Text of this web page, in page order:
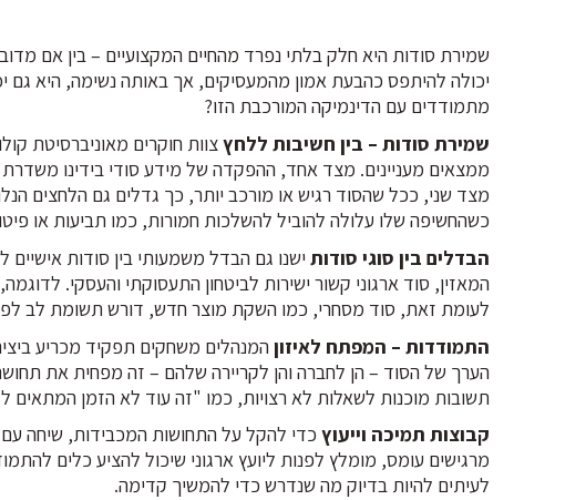
שמירת סודות היא חלק בלתי נפרד מהחיים המקצועיים – בין אם
יכולה להיתפס כהבעת אמון מהמעסיקים, אך באותה נשימה, היא גם
מתמודדים עם הדינמיקה המורכבת הזו?
שמירת סודות – בין חשיבות ללחץצוות חוקרים מאוניברסיטת
ממצאים מעניינים. מצד אחד, ההפקדה של מידע סודי בידינו
מצד שני, ככל שהסוד רגיש או מורכב יותר, כך גדלים גם הלחצים
כשהחשיפה שלו עלולה להוביל להשלכות חמורות, כמו תביעות או
הבדלים בין סוגי סודות ישנו גם הבדל משמעותי בין סודות
המאזין, סוד ארגוני קשור ישירות לביטחון התעסוקתי והעסקי.
לעומת זאת, סוד מסחרי, כמו השקת מוצר חדש, דורש תשומת לב
התמודדות – המפתח לאיזוןהמנהלים משחקים תפקיד מכריע
הערך של הסוד – הן לחברה והן לקריירה שלהם – זה מפחית את
תשובות מוכנות לשאלות לא רצויות, כמו "זה עוד לא הזמן המתאים
קבוצות תמיכה וייעוץ כדי להקל על התחושות המכבידות, שיחה עם
מרגישים עומס, מומלץ לפנות ליועץ ארגוני שיכול להציע כלים
לעיתים להיות בדיוק מה שנדרש כדי להמשיך קדימה.